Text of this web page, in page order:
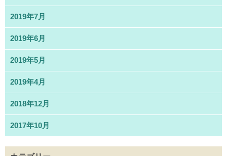
2019年7月
2019年6月
2019年5月
2019年4月
2018年12月
2017年10月